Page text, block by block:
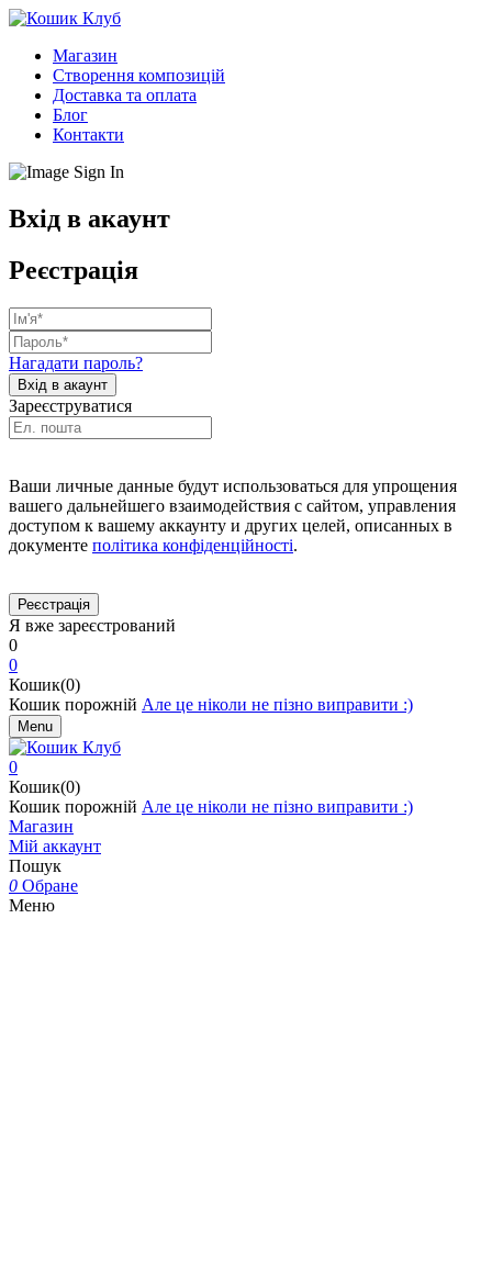
Магазин
Створення композицій
Доставка та оплата
Блог
Контакти
Вхід в акаунт
Реєстрація
Нагадати пароль?
Зареєструватися
Ваши личные данные будут использоваться для упрощения
вашего дальнейшего взаимодействия с сайтом, управления
доступом к вашему аккаунту и других целей, описанных в
документе політика конфіденційності.
Я вже зареєстрований
0
0
Кошик(0)
Кошик порожній Але це ніколи не пізно виправити :)
Menu
0
Кошик(0)
Кошик порожній Але це ніколи не пізно виправити :)
Магазин
Мій аккаунт
Пошук
0 Обране
Меню